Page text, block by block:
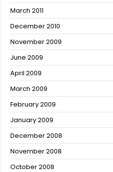
March 2011
December 2010
November 2009
June 2009
April 2009
March 2009
February 2009
January 2009
December 2008
November 2008
October 2008